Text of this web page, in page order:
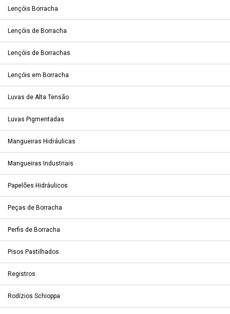
Lençóis Borracha
Lençóis de Borracha
Lençóis de Borrachas
Lençóis em Borracha
Luvas de Alta Tensão
Luvas Pigmentadas
Mangueiras Hidráulicas
Mangueiras Industriais
Papelões Hidráulicos
Peças de Borracha
Perfis de Borracha
Pisos Pastilhados
Registros
Rodízios Schioppa